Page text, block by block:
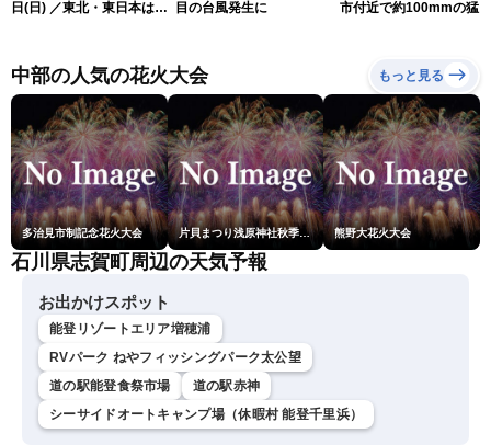
日(日) ／東北・東日本は急
北美月／芳野達郎〉
目の台風発生に
市付近で約100mmの猛烈
中部の人気の花火大会 もっと見る
多治見市制記念花火大会 片貝まつり浅原神社秋季例大祭奉納大煙火 熊野大花火大会
石川県志賀町周辺の天気予報
お出かけスポット
能登リゾートエリア増穂浦
RVパーク ねやフィッシングパーク太公望
道の駅能登食祭市場
道の駅赤神
シーサイドオートキャンプ場（休暇村 能登千里浜）